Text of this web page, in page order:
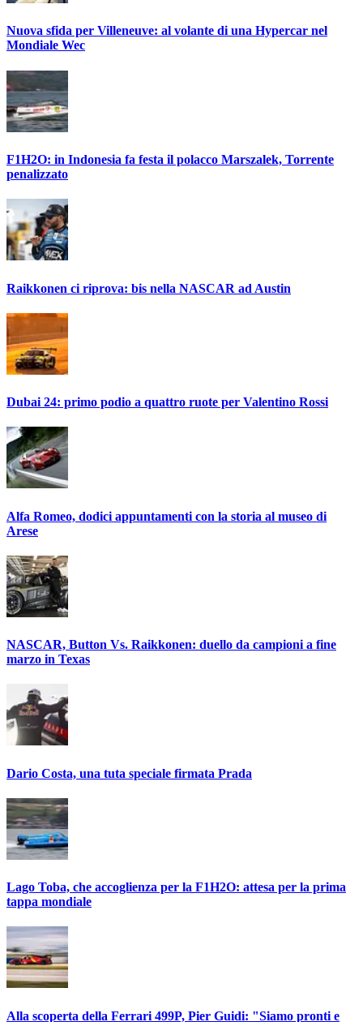
Nuova sfida per Villeneuve: al volante di una Hypercar nel
Mondiale Wec
F1H2O: in Indonesia fa festa il polacco Marszalek, Torrente
penalizzato
Raikkonen ci riprova: bis nella NASCAR ad Austin
Dubai 24: primo podio a quattro ruote per Valentino Rossi
Alfa Romeo, dodici appuntamenti con la storia al museo di
Arese
NASCAR, Button Vs. Raikkonen: duello da campioni a fine
marzo in Texas
Dario Costa, una tuta speciale firmata Prada
Lago Toba, che accoglienza per la F1H2O: attesa per la prima
tappa mondiale
Alla scoperta della Ferrari 499P, Pier Guidi: "Siamo pronti e